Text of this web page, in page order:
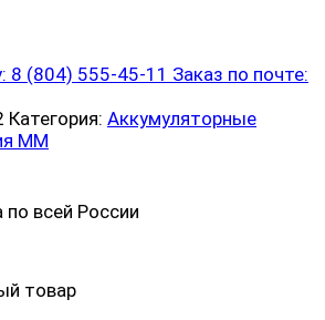
8 (804) 555-45-11 Заказ по почте:
Категория: Аккумуляторные
MM
всей России
товар